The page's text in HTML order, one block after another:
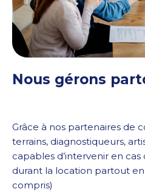
Nous gérons
Grâce à nos partenaires de
terrains, diagnostiqueurs,
capables d’intervenir en cas
durant la location partout en
compris)